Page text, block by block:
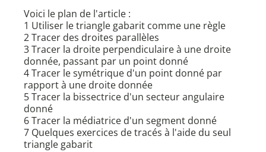
Voici le plan de l'article :
1 Utiliser le triangle gabarit comme une règle
2 Tracer des droites parallèles
3 Tracer la droite perpendiculaire à une droite
donnée, passant par un point donné
4 Tracer le symétrique d'un point donné par
rapport à une droite donnée
5 Tracer la bissectrice d'un secteur angulaire
donné
6 Tracer la médiatrice d'un segment donné
7 Quelques exercices de tracés à l'aide du seul
triangle gabarit